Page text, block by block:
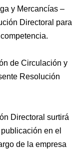
y Mercancías –
Directoral para
de Circulación y
Resolución
Directoral surtirá
en el
de la empresa